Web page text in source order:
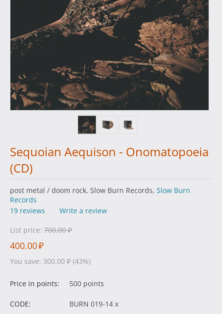
Sequoian Aequison - Onomatopoeia
(CD)
post metal / doom rock, Slow Burn Records, Slow Burn
Records
19 reviews
Write a review
List price: 700.00 ₽
400.00₽
You save: 300.00 ₽ (43%)
Price in points: 500 points
CODE:
BURN 019-14 x